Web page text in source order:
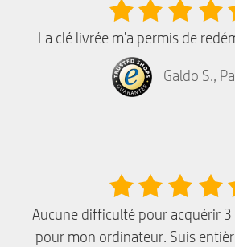
La clé livrée m'a permis de
Galdo S.,
Aucune difficulté pour acquérir
pour mon ordinateur. Suis